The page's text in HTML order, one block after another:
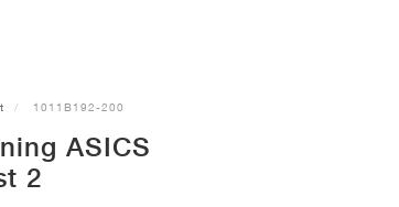
1011B192-200
ASICS
2